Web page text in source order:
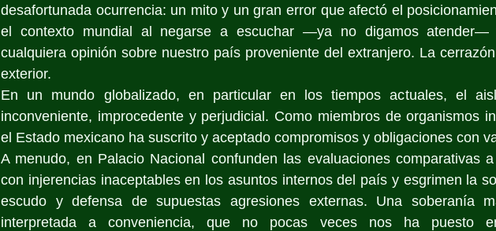
desafortunada ocurrencia: un mito y un gran error que afectó el
el contexto mundial al negarse a escuchar —ya no digamos atender—
cualquiera opinión sobre nuestro país proveniente del extranjero. La
exterior.
En un mundo globalizado, en particular en los tiempos actuales, el
inconveniente, improcedente y perjudicial. Como miembros de organismos
el Estado mexicano ha suscrito y aceptado compromisos y obligaciones con
A menudo, en Palacio Nacional confunden las evaluaciones comparativas
con injerencias inaceptables en los asuntos internos del país y esgrimen la
escudo y defensa de supuestas agresiones externas. Una soberanía
interpretada a conveniencia, que no pocas veces nos ha puesto